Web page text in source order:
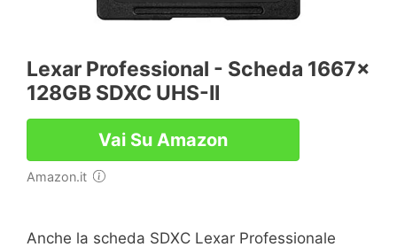
Lexar Professional - Scheda 1667x
128GB SDXC UHS-II
Vai Su Amazon
Amazon.it
Anche la scheda SDXC Lexar Professionale